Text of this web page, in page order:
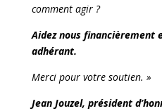
comment agir ?
Aidez nous financièrement
adhérant.
Merci pour votre soutien. »
Jean Jouzel, président